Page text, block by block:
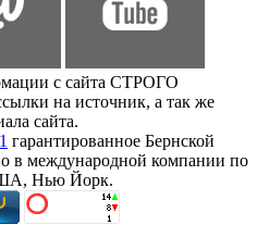
с сайта СТРОГО
на источник, а так же
сайта.
гарантированное Бернской
в международной компании по
Нью Йорк.